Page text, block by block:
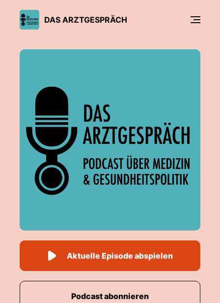
DAS ARZTGESPRÄCH
Aktuelle Episode abspielen
Podcast abonnieren